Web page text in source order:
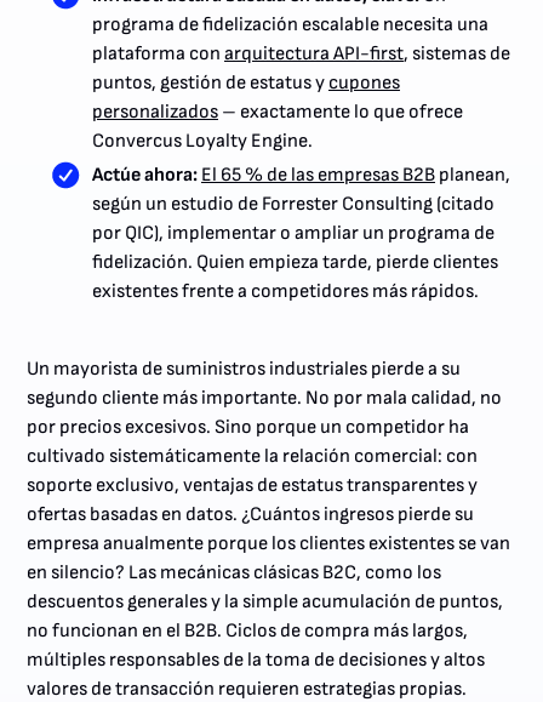
programa de fidelización escalable necesita una
plataforma con arquitectura API-first, sistemas de
puntos, gestión de estatus y cupones
personalizados– exactamente lo que ofrece
Convercus Loyalty Engine.
Actúe ahora: El 65 % de las empresas B2Bplanean,
según un estudio de Forrester Consulting (citado
por QIC), implementar o ampliar un programa de
fidelización. Quien empieza tarde, pierde clientes
existentes frente a competidores más rápidos.
Un mayorista de suministros industriales pierde a su
segundo cliente más importante. No por mala calidad, no
por precios excesivos. Sino porque un competidor ha
cultivado sistemáticamente la relación comercial: con
soporte exclusivo, ventajas de estatus transparentes y
ofertas basadas en datos. ¿Cuántos ingresos pierde su
empresa anualmente porque los clientes existentes se van
en silencio? Las mecánicas clásicas B2C, como los
descuentos generales y la simple acumulación de puntos,
no funcionan en el B2B. Ciclos de compra más largos,
múltiples responsables de la toma de decisiones y altos
valores de transacción requieren estrategias propias.